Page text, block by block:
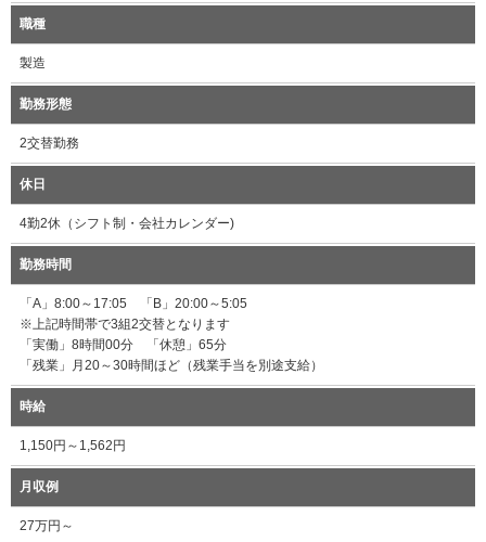
職種
製造
勤務形態
2交替勤務
休日
4勤2休（シフト制・会社カレンダー)
勤務時間
「A」8:00～17:05 「B」20:00～5:05
※上記時間帯で3組2交替となります
「実働」8時間00分 「休憩」65分
「残業」月20～30時間ほど（残業手当を別途支給）
時給
1,150円～1,562円
月収例
27万円～